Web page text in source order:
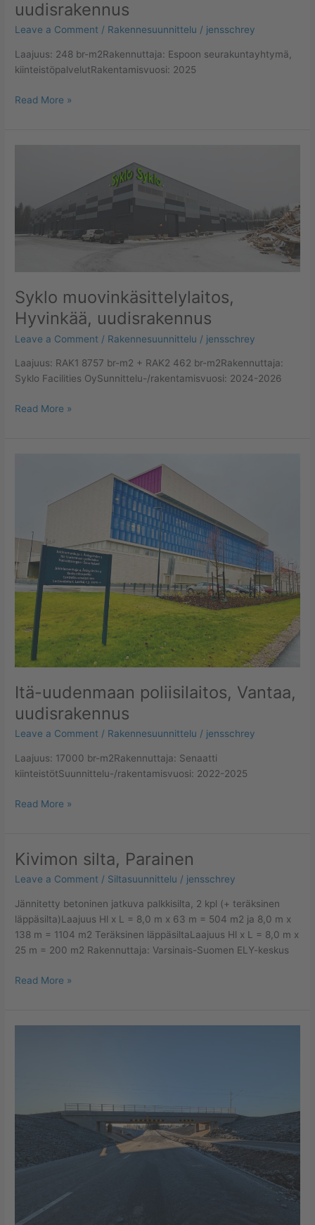
uudisrakennus
Leave a Comment / Rakennesuunnittelu / jensschrey
Laajuus: 248 br-m2Rakennuttaja: Espoon seurakuntayhtymä,
kiinteistöpalvelutRakentamisvuosi: 2025
Read More »
Syklo muovinkäsittelylaitos,
Hyvinkää, uudisrakennus
Leave a Comment / Rakennesuunnittelu / jensschrey
Laajuus: RAK1 8757 br-m2 + RAK2 462 br-m2Rakennuttaja:
Syklo Facilities OySunnittelu-/rakentamisvuosi: 2024-2026
uudisrakennus
Read More »
Itä-uudenmaan poliisilaitos, Vantaa,
uudisrakennus
Leave a Comment / Rakennesuunnittelu / jensschrey
Laajuus: 17000 br-m2Rakennuttaja: Senaatti
kiinteistötSuunnittelu-/rakentamisvuosi: 2022-2025
Vantaa,
Read More »
Kivimon silta, Parainen
Leave a Comment / Siltasuunnittelu / jensschrey
Jännitetty betoninen jatkuva palkkisilta, 2 kpl (+ teräksinen
läppäsilta)Laajuus Hl x L = 8,0 m x 63 m = 504 m2 ja 8,0 m x
138 m = 1104 m2 Teräksinen läppäsiltaLaajuus Hl x L = 8,0 m x
25 m = 200 m2 Rakennuttaja: Varsinais-Suomen ELY-keskus
Kivimon
Read More »